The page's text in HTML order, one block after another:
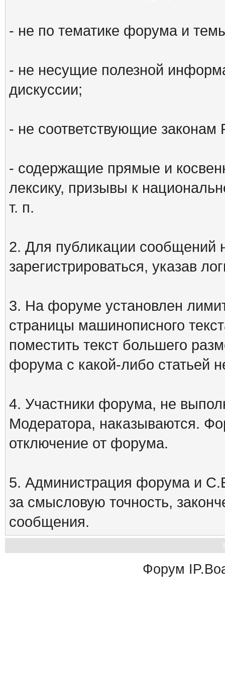
- не по тематике форума и
- не несущие полезной
дискуссии;
- не соответствующие законам
- содержащие прямые и
лексику, призывы к
т. п.
2. Для публикации сообщений
зарегистрироваться, указав
3. На форуме установлен
страницы машинописного
поместить текст большего
форума с какой-либо статьей
4. Участники форума, не
Модератора, наказываются.
отключение от форума.
5. Администрация форума и
за смысловую точность,
сообщения.
Форум